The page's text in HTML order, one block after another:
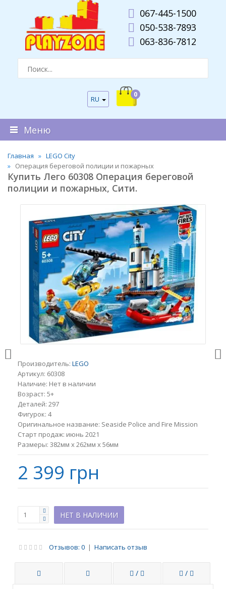
067-445-1500
050-538-7893
063-836-7812
RU
0
Меню
Главная
LEGO City
Операция береговой полиции и пожарных
Купить Лего 60308 Операция береговой
полиции и пожарных, Сити.
Производитель: LEGO
Артикул: 60308
Наличие: Нет в наличии
Возраст: 5+
Деталей: 297
Фигурок: 4
Оригинальное название: Seaside Police and Fire Mission
Старт продаж: июнь 2021
Размеры: 382мм x 262мм x 56мм
2 399 грн
НЕТ В НАЛИЧИИ
Отзывов: 0 | Написать отзыв
/ /